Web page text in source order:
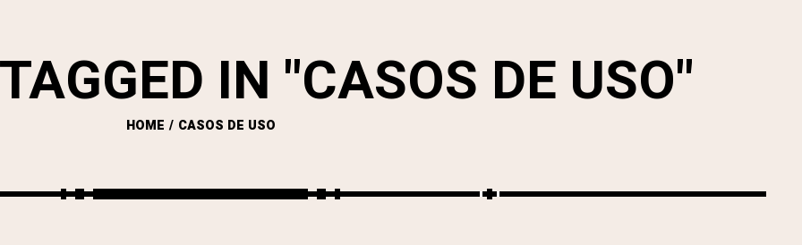
IN "CASOS DE USO"
HOME CASOS DE USO